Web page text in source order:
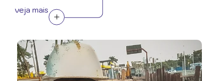
veja mais